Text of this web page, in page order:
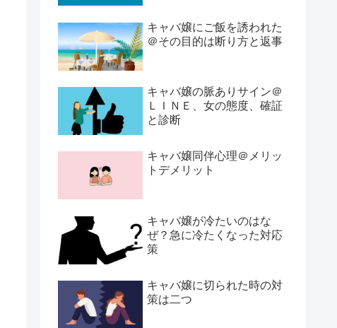
キャバ嬢にご飯を誘われた
＠その目的は断り方と返事
キャバ嬢の脈ありサイン＠
ＬＩＮＥ、女の態度、確証
と診断
キャバ嬢同伴心理＠メリッ
トデメリット
キャバ嬢が冷たいのはな
ぜ？急に冷たくなった対応
策
キャバ嬢に切られた時の対
策は二つ